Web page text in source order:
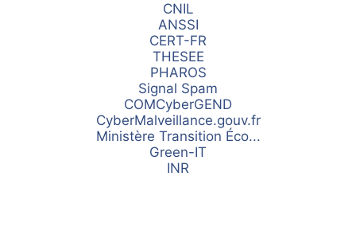
CNIL
ANSSI
CERT-FR
THESEE
PHAROS
Signal Spam
COMCyberGEND
CyberMalveillance.gouv.fr
Ministère Transition Éco...
Green-IT
INR